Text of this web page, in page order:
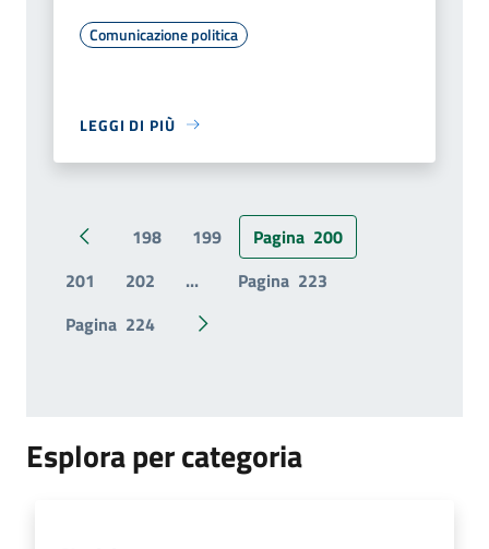
Comunicazione politica
LEGGI DI PIÙ
Pagina precedente
198 199 Pagina 200
201
202 ... Pagina 223
Pagina 224 Pagina successiva
Esplora per categoria